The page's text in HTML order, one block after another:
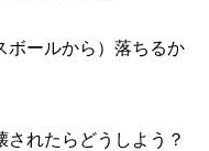
ボールから）落ちるか
れたらどうしよう？